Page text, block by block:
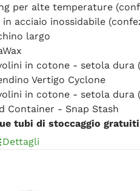
per alte temperature
in acciaio inossidabile
largo
in cotone - setola dura
Vertigo Cyclone
in cotone - setola dura
Container - Snap Stash
tubi di stoccaggio
Dettagli